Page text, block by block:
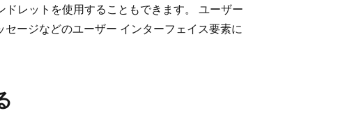
ドレットを使用することもできます。 ユーザー
ージなどのユーザー インターフェイス要素に